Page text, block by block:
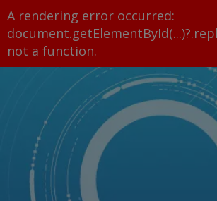
A rendering error occurred:
not a function.